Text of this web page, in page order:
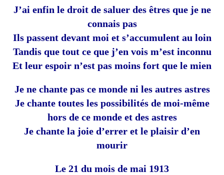
J’ai enfin le droit de saluer des êtres que je ne
connais pas
Ils passent devant moi et s’accumulent au loin
Tandis que tout ce que j’en vois m’est inconnu
Et leur espoir n’est pas moins fort que le mien
Je ne chante pas ce monde ni les autres astres
Je chante toutes les possibilités de moi-même
hors de ce monde et des astres
Je chante la joie d’errer et le plaisir d’en
mourir
Le 21 du mois de mai 1913